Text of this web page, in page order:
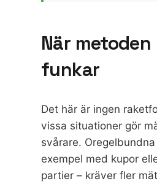
När
funkar
Det här är ingen
vissa situationer gör
svårare.
exempel med kupor
partier – kräver fler